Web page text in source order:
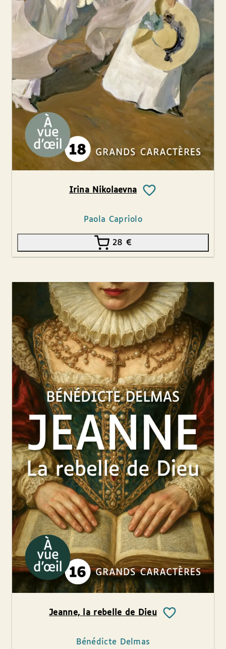
Irina Nikolaevna
Paola Capriolo
28 €
Jeanne, la rebelle de Dieu
Bénédicte Delmas